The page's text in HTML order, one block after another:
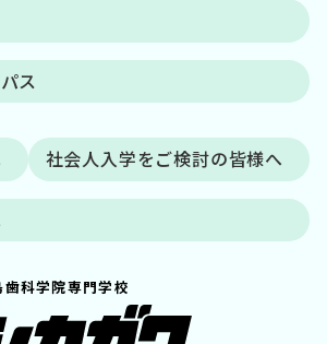
ス
社会人入学をご検討の皆様へ
歯科学院専門学校